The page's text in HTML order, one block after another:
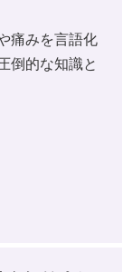
痛みを言語化
倒的な知識と